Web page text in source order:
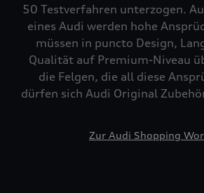
50 Testverfahren unterzogen.
eines Audi werden hohe
müssen in puncto Design,
Qualität auf Premium-Niveau
die Felgen, die all diese
dürfen sich Audi Original
Zur Audi Shopping